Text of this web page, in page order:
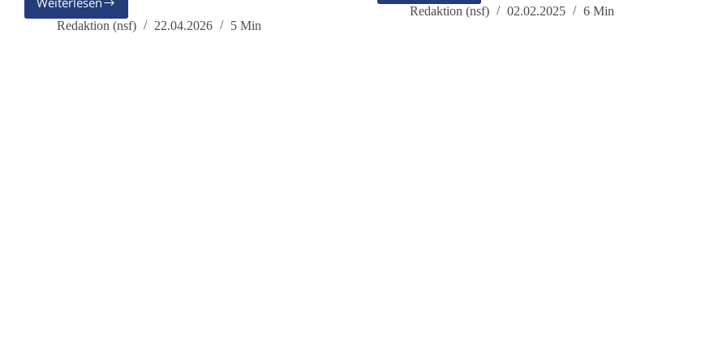
Gesellschaft
im
Redaktion (nsf) 22.04.2026 5 Min
einen
Redaktion (nsf) 02.02.2025 6 Min